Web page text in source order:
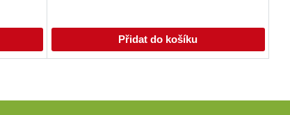
Přidat do košíku